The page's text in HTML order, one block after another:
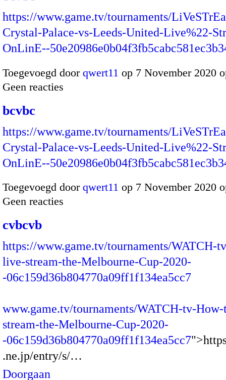
https://www.game.tv/tournaments/
Crystal-Palace-vs-Leeds-United-Live%22-
OnLinE--
Toegevoegd door qwert11 op 7 November 2020
Geen reacties
bcvbc
https://www.game.tv/tournaments/
Crystal-Palace-vs-Leeds-United-Live%22-
OnLinE--
Toegevoegd door qwert11 op 7 November 2020
Geen reacties
cvbcvb
https://www.game.tv/tournaments/WATCH-
live-stream-the-Melbourne-Cup-2020-
-06c159d36b804770a09ff1f134ea5cc7
www.game.tv/tournaments/WATCH-tv-
stream-the-Melbourne-Cup-2020-
-06c159d36b804770a09ff1f134ea5cc7
.ne.jp/entry/s/…
Doorgaan